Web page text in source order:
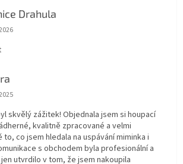
Drahula
obchodu je 5 z 5 hvězdiček.
obchodu je 5 z 5 hvězdiček.
skvělý zážitek! Objednala jsem si houpací
kvalitně zpracované a velmi
co jsem hledala na uspávání miminka i
s obchodem byla profesionální a
utvrdilo v tom, že jsem nakoupila